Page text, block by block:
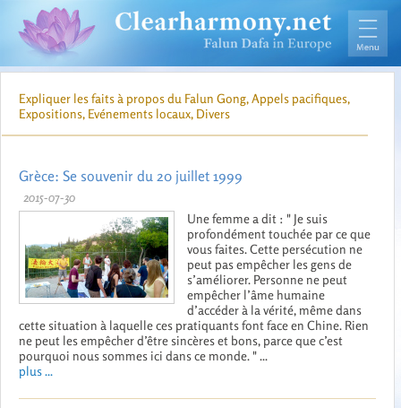
Expliquer les faits à propos du Falun Gong, Appels pacifiques,
Expositions, Evénements locaux, Divers
Grèce: Se souvenir du 20 juillet 1999
2015-07-30
Une femme a dit : " Je suis
profondément touchée par ce que
vous faites. Cette persécution ne
peut pas empêcher les gens de
s’améliorer. Personne ne peut
empêcher l’âme humaine
d’accéder à la vérité, même dans
cette situation à laquelle ces pratiquants font face en Chine. Rien
ne peut les empêcher d’être sincères et bons, parce que c’est
pourquoi nous sommes ici dans ce monde. " ...
plus ...